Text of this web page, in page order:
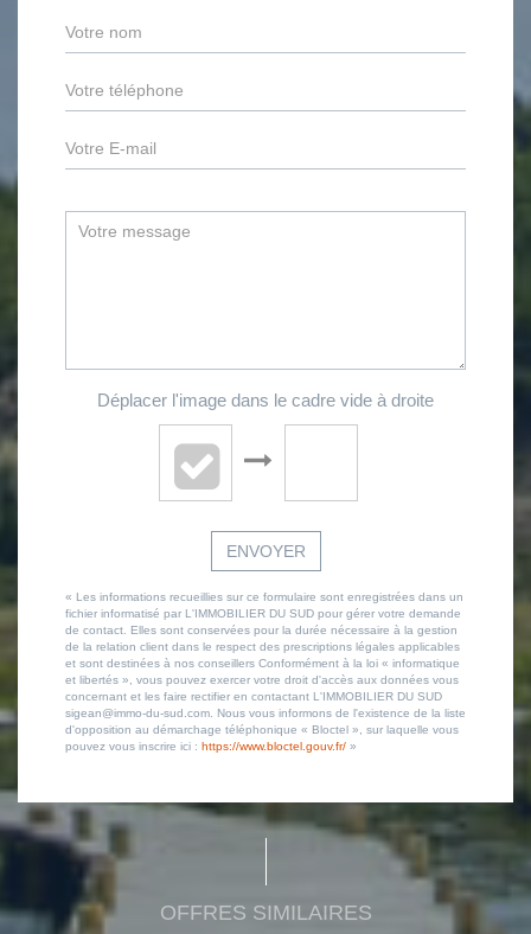
Déplacer l'image dans le cadre vide à droite
ENVOYER
« Les informations recueillies sur ce formulaire sont enregistrées dans un
fichier informatisé par L'IMMOBILIER DU SUD pour gérer votre demande
de contact. Elles sont conservées pour la durée nécessaire à la gestion
de la relation client dans le respect des prescriptions légales applicables
et sont destinées à nos conseillers Conformément à la loi « informatique
et libertés », vous pouvez exercer votre droit d'accès aux données vous
concernant et les faire rectifier en contactant L'IMMOBILIER DU SUD
sigean@immo-du-sud.com. Nous vous informons de l'existence de la liste
d'opposition au démarchage téléphonique « Bloctel », sur laquelle vous
pouvez vous inscrire ici : https://www.bloctel.gouv.fr/ »
OFFRES SIMILAIRES